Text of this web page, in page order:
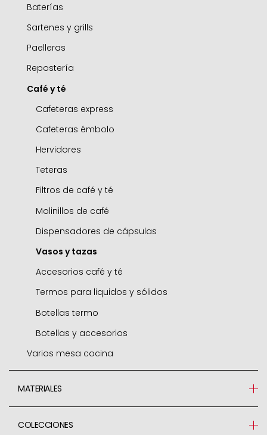
Baterías
Ollas a presión
Respuestos ollas
Cacerolas
Ollas
Guiseras
Cazos
Cazuelitas
Cocottes
Freidoras
Hervidores
Cacerola horno
Sets
Adaptadores de inducción
Accesorios
Sartenes y grills
Sartenes
Grills
Freidoras
Woks
Sartenes mini
Sartenes para tortillas
Sartenes para crepes
Sartenes para pescado
Sartén tamagoyaki
Sartén para castañas
Platos de hierro fundido y soportes
Accesorios
Paelleras
Paelleras
Accesorios
Repostería
Moldes
Air fryer / horno
Rustideras
Aros para emplatar
Mangas y boquillas
Rodillos
Cortapastas
Sifones y cargas
Fondant
Helados
Medidores
Básculas
Sopletes
Utensilios
Cápsulas y blondas
Velas
Café y té
Cafeteras express
Cafeteras émbolo
Hervidores
Teteras
Filtros de café y té
Molinillos de café
Dispensadores de cápsulas
Vasos y tazas
Accesorios café y té
Termos para liquidos y sólidos
Botellas termo
Botellas y accesorios
Varios mesa cocina
Jamoneros
Parrillas
MATERIALES
Silicona
Vidrio
COLECCIONES